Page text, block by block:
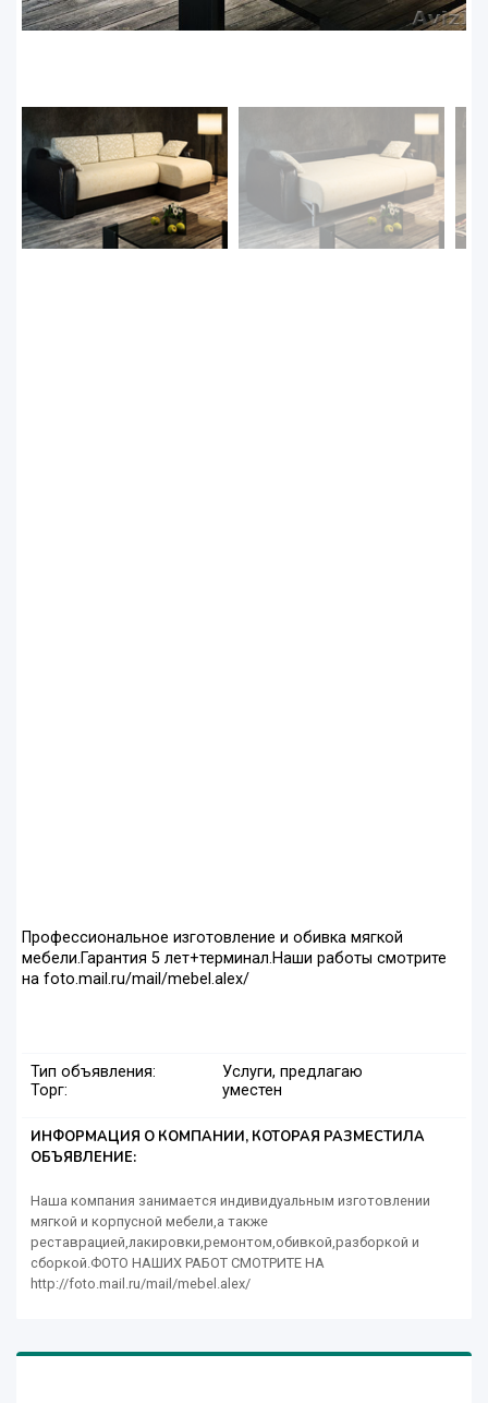
Профессиональное изготовление и обивка мягкой
мебели.Гарантия 5 лет+терминал.Наши работы смотрите
на foto.mail.ru/mail/mebel.alex/
Тип объявления:
Услуги, предлагаю
Торг:
уместен
ИНФОРМАЦИЯ О КОМПАНИИ, КОТОРАЯ РАЗМЕСТИЛА
ОБЪЯВЛЕНИЕ:
Наша компания занимается индивидуальным изготовлении
мягкой и корпусной мебели,а также
реставрацией,лакировки,ремонтом,обивкой,разборкой и
сборкой.ФОТО НАШИХ РАБОТ СМОТРИТЕ НА
http://foto.mail.ru/mail/mebel.alex/